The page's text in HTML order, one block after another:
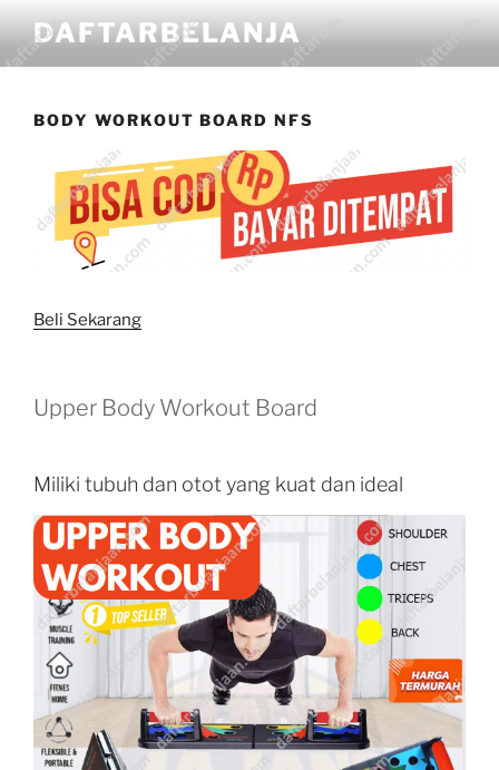
DAFTARBELANJA
BODY WORKOUT BOARD NFS
Beli Sekarang
Upper Body Workout Board
Miliki tubuh dan otot yang kuat dan ideal